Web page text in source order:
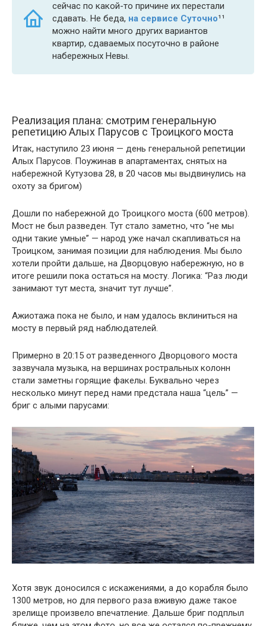
сейчас по какой-то причине их перестали
сдавать. Не беда, на сервисе Суточно¹¹
можно найти много других вариантов
квартир, сдаваемых посуточно в районе
набережных Невы.
Реализация плана: смотрим генеральную
репетицию Алых Парусов с Троицкого моста
Итак, наступило 23 июня — день генеральной репетиции
Алых Парусов. Поужинав в апартаментах, снятых на
набережной Кутузова 28, в 20 часов мы выдвинулись на
охоту за бригом)
Дошли по набережной до Троицкого моста (600 метров).
Мост не был разведен. Тут стало заметно, что “не мы
одни такие умные” — народ уже начал скапливаться на
Троицком, занимая позиции для наблюдения. Мы было
хотели пройти дальше, на Дворцовую набережную, но в
итоге решили пока остаться на мосту. Логика: “Раз люди
занимают тут места, значит тут лучше”.
Ажиотажа пока не было, и нам удалось вклиниться на
мосту в первый ряд наблюдателей.
Примерно в 20:15 от разведенного Дворцового моста
зазвучала музыка, на вершинах ростральных колонн
стали заметны горящие факелы. Буквально через
несколько минут перед нами предстала наша “цель” —
бриг с алыми парусами:
Хотя звук доносился с искажениями, а до корабля было
1300 метров, но для первого раза вживую даже такое
зрелище произвело впечатление. Дальше бриг подплыл